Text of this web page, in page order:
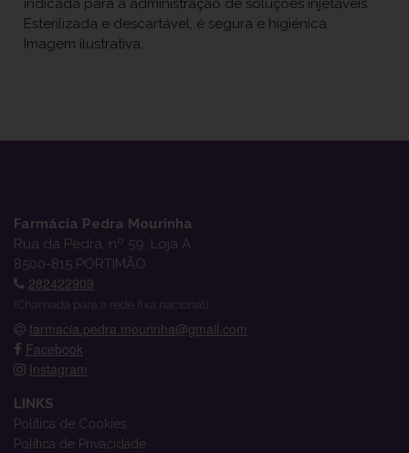
indicada para a administração de soluções injetáveis.
Esterilizada e descartável, é segura e higiénica.
Imagem ilustrativa.
Farmácia Pedra Mourinha
Rua da Pedra, nº 59, Loja A
8500-815 PORTIMÃO
282422909
(Chamada para a rede fixa nacional)
farmacia.pedra.mourinha@gmail.com
Facebook
Instagram
LINKS
Política de Cookies
Política de Privacidade